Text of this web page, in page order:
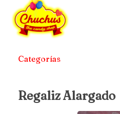
Categorías
Regaliz Alargado